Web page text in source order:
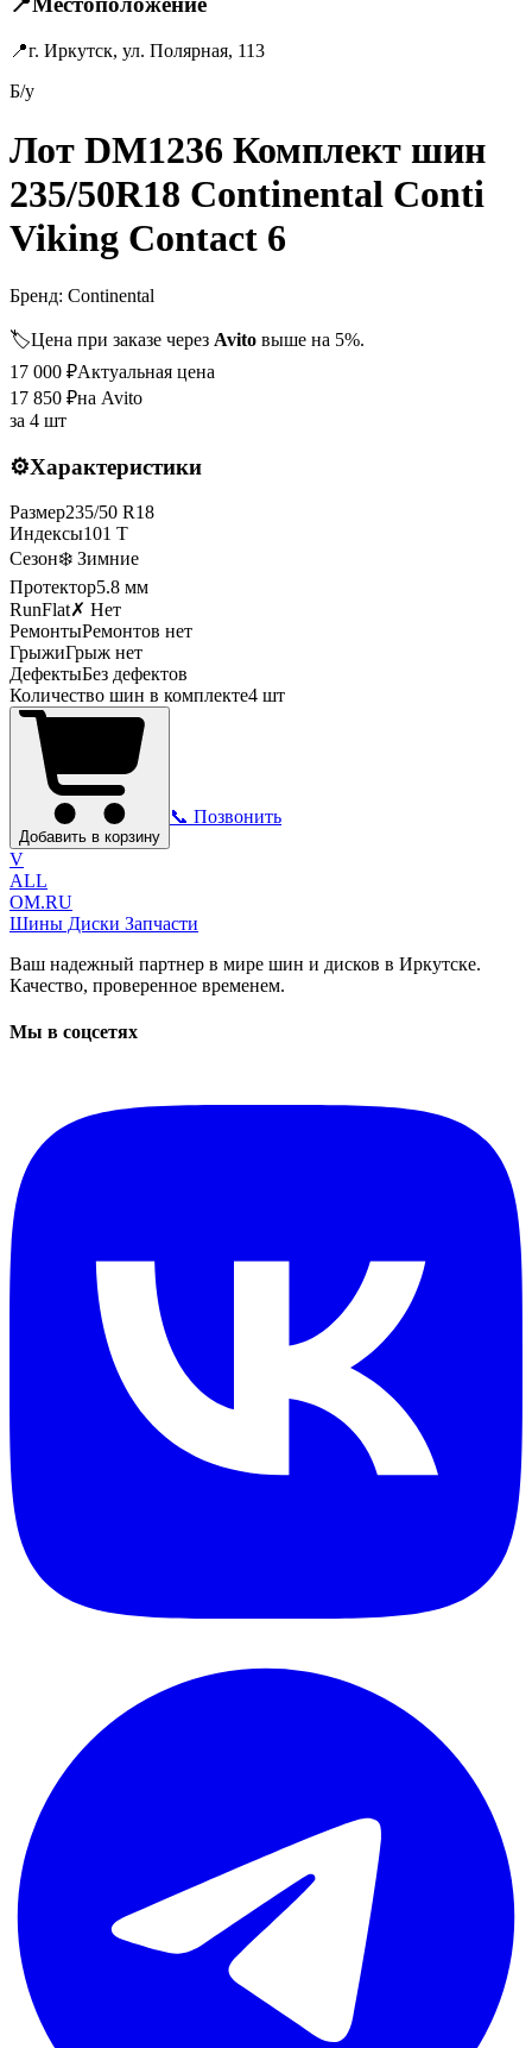
📍г. Иркутск, ул. Полярная, 113
Б/у
Лот DM1236 Комплект шин
235/50R18 Continental Conti
Viking Contact 6
Бренд: Continental
🏷️Цена при заказе через Avito выше на 5%.
17 000 ₽Актуальная цена
17 850 ₽на Avito
за 4 шт
⚙️Характеристики
Размер235/50 R18
Индексы101 T
Сезон❄️ Зимние
Протектор5.8 мм
RunFlat✗ Нет
РемонтыРемонтов нет
ГрыжиГрыж нет
ДефектыБез дефектов
Количество шин в комплекте4 шт
Добавить в корзину
📞 Позвонить
V
ALL
OM.RU
Шины Диски Запчасти
Ваш надежный партнер в мире шин и дисков в Иркутске.
Качество, проверенное временем.
Мы в соцсетях